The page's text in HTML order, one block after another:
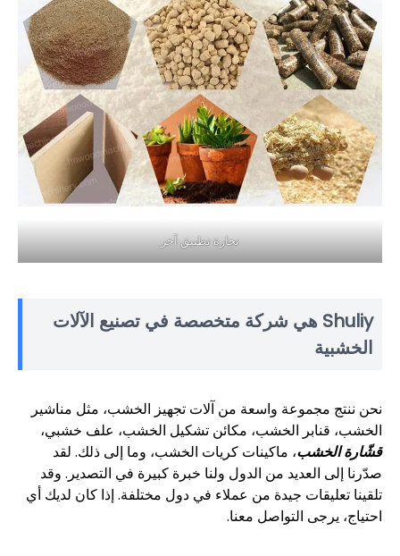
نجارة تطبيق آخر
Shuliy هي شركة متخصصة في تصنيع الآلات
الخشبية
نحن ننتج مجموعة واسعة من آلات تجهيز الخشب، مثل مناشير
الخشب، قنابر الخشب، مكائن تشكيل الخشب، علف خشبي،
قشّارة الخشب، ماكينات كريات الخشب، وما إلى ذلك. لقد
صدّرنا إلى العديد من الدول ولنا خبرة كبيرة في التصدير. وقد
تلقينا تعليقات جيدة من عملاء في دول مختلفة. إذا كان لديك أي
احتياج، يرجى التواصل معنا.